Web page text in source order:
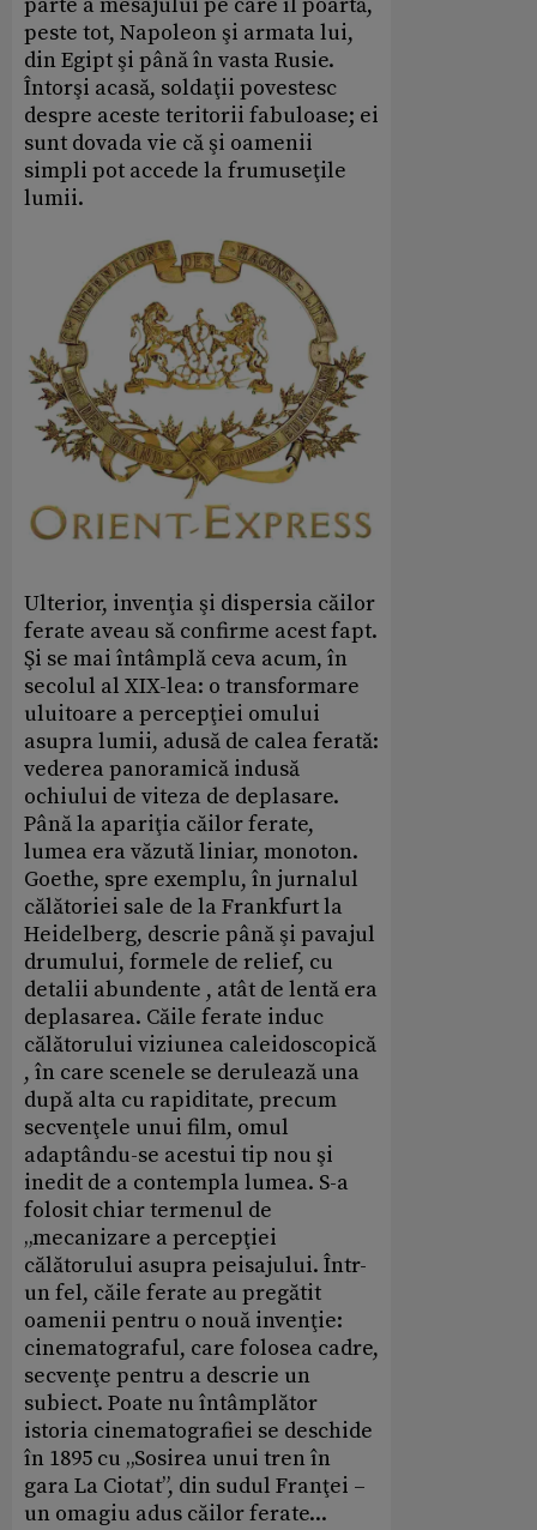
peste tot, Napoleon şi armata lui,
din Egipt şi până în vasta Rusie.
Întorşi acasă, soldaţii povestesc
despre aceste teritorii fabuloase; ei
sunt dovada vie că şi oamenii
simpli pot accede la frumuseţile
lumii.
Ulterior, invenţia şi dispersia căilor
ferate aveau să confirme acest fapt.
Şi se mai întâmplă ceva acum, în
secolul al XIX-lea: o transformare
uluitoare a percepţiei omului
asupra lumii, adusă de calea ferată:
vederea panoramică indusă
ochiului de viteza de deplasare.
Până la apariţia căilor ferate,
lumea era văzută liniar, monoton.
Goethe, spre exemplu, în jurnalul
călătoriei sale de la Frankfurt la
Heidelberg, descrie până şi pavajul
drumului, formele de relief, cu
detalii abundente , atât de lentă era
deplasarea. Căile ferate induc
călătorului viziunea caleidoscopică
, în care scenele se derulează una
după alta cu rapiditate, precum
secvenţele unui film, omul
adaptându-se acestui tip nou şi
inedit de a contempla lumea. S-a
folosit chiar termenul de
„mecanizare a percepţiei
călătorului asupra peisajului. Într-
un fel, căile ferate au pregătit
oamenii pentru o nouă invenţie:
cinematograful, care folosea cadre,
secvenţe pentru a descrie un
subiect. Poate nu întâmplător
istoria cinematografiei se deschide
în 1895 cu „Sosirea unui tren în
gara La Ciotat”, din sudul Franţei –
un omagiu adus căilor ferate...